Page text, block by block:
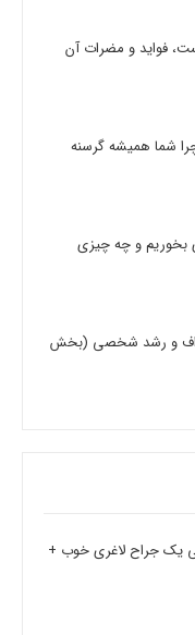
فواید و مضرات آن
شما همیشه گرسنه
بخوریم و چه چیزی
و رشد شخصی (بخش
لاغری (9 ویژگی یک جراح لاغری خوب +